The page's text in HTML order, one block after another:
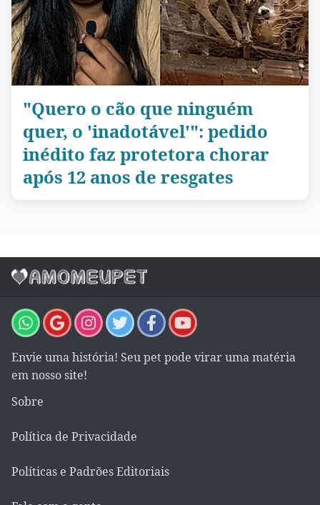
"Quero o cão que ninguém
quer, o 'inadotável'": pedido
inédito faz protetora chorar
após 12 anos de resgates
Envie uma história! Seu pet pode virar uma matéria
em nosso site!
Sobre
Política de Privacidade
Políticas e Padrões Editoriais